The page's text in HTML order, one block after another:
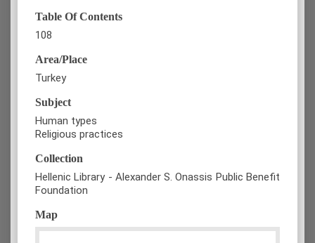
Table Of Contents
108
Area/Place
Turkey
Subject
Human types
Religious practices
Collection
Hellenic Library - Alexander S. Onassis Public Benefit
Foundation
Map